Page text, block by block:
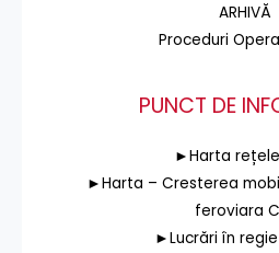
ARHIVĂ
Proceduri
PUNCT DE
►Harta
►Harta – Cresterea
feroviara
►Lucrări în